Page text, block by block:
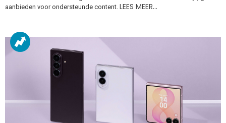
aanbieden voor ondersteunde content. LEES MEER…